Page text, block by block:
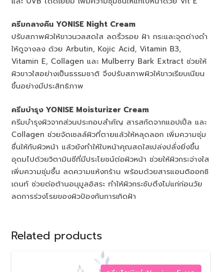
ครีมกลางคืน YONISE Night Cream
ปรับสภาพผิวให้ขาวนวลสดใส ลดริ้วรอย ฝ้า กระและจุดด่างดำ
ให้ดูจางลง ด้วย Arbutin, Kojic Acid, Vitamin B3,
Vitamin E, Collagen และ Mulberry Bark Extract ช่วยให้
ผิวขาวใสอย่างเป็นธรรมชาติ จึงปรับสภาพผิวให้ขาวเรียบเนียน
ขึ้นอย่างมีประสิทธิภาพ
ครีมบำรุง YONISE Moisturizer Cream
ครีมบำรุงผิวจากส่วนประกอบสำคัญ สารสกัดจากแอปเปิ้ล และ
Collagen ช่วยจัดเซลล์ผิวที่ตายแล้วให้หลุดลอก เพิ่มความชุ่ม
ชื่นให้กับผิวหน้า แล้วยังทำให้ใบหน้าคุณสดใสเปล่งปลั่งยิ่งขึ้น
อุดมไปด้วยวิตามินซีที่มีประโยชน์ต่อผิวหน้า ช่วยให้ผิวกระจ่างใส
เพิ่มความชุ่มชื้น ลดความแห้งกร้าน พร้อมด้วยสารแอนติออกซิ
เดนท์ ช่วยต่อต้านอนุมูลอิสระ ทำให้ผิวกระชับตึงไม่แก่ก่อนวัย
ลดการร่วงโรยของผิวป้องกันการเกิดฝ้า
Related products